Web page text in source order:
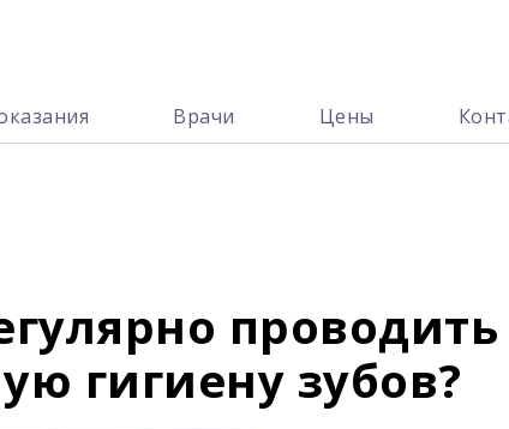
Врачи Цены
проводить
гигиену зубов?